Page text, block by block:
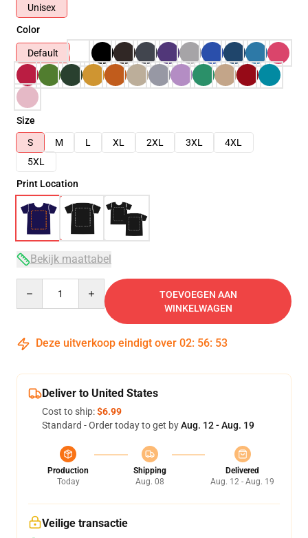
Unisex
Color
Default
Size
S
M L XL 2XL 3XL
4XL
5XL
Print Location
Bekijk maattabel
TOEVOEGEN AAN
WINKELWAGEN
Deze uitverkoop eindigt over 02: 56: 53
Deliver to United States
Cost to ship:$6.99
Standard - Order today to get byAug. 12 - Aug. 19
Production
Today
Shipping
Aug. 08
Delivered
Aug. 12 - Aug. 19
Veilige transactie